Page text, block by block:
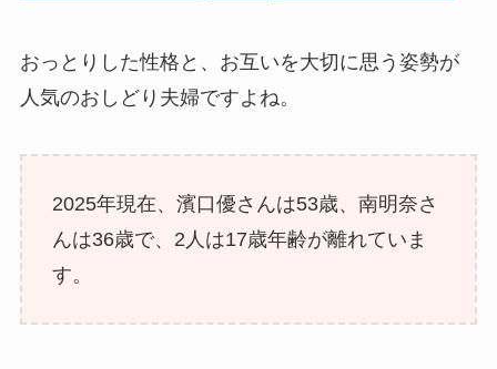
おっとりした性格と、お互いを大切に思う姿勢が
人気のおしどり夫婦ですよね。
2025年現在、濱口優さんは53歳、南明奈さ
んは36歳で、2人は17歳年齢が離れていま
す。